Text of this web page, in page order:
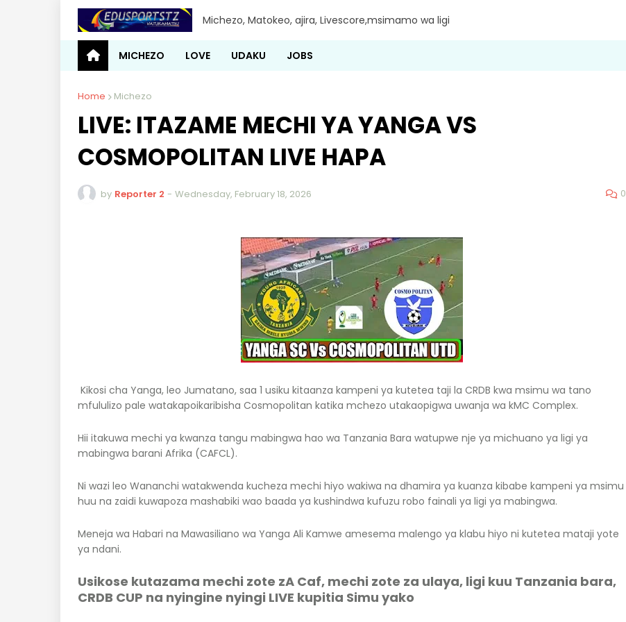
Michezo, Matokeo, ajira, Livescore,msimamo wa ligi
MICHEZO LOVE UDAKU JOBS
Home Michezo
LIVE: ITAZAME MECHI YA YANGA VS
COSMOPOLITAN LIVE HAPA
by Reporter 2 - Wednesday, February 18, 2026 0
Kikosi cha Yanga, leo Jumatano, saa 1 usiku kitaanza kampeni ya kutetea taji la CRDB kwa msimu wa tano
mfululizo pale watakapoikaribisha Cosmopolitan katika mchezo utakaopigwa uwanja wa kMC Complex.
Hii itakuwa mechi ya kwanza tangu mabingwa hao wa Tanzania Bara watupwe nje ya michuano ya ligi ya
mabingwa barani Afrika (CAFCL).
Ni wazi leo Wananchi watakwenda kucheza mechi hiyo wakiwa na dhamira ya kuanza kibabe kampeni ya msimu
huu na zaidi kuwapoza mashabiki wao baada ya kushindwa kufuzu robo fainali ya ligi ya mabingwa.
Meneja wa Habari na Mawasiliano wa Yanga Ali Kamwe amesema malengo ya klabu hiyo ni kutetea mataji yote
ya ndani.
Usikose kutazama mechi zote zA Caf, mechi zote za ulaya, ligi kuu Tanzania bara,
CRDB CUP na nyingine nyingi LIVE kupitia Simu yako